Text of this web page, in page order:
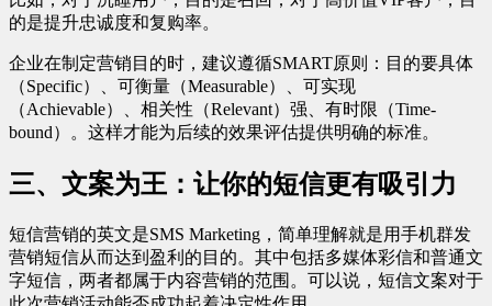
的是提升忠诚度和复购率。
企业在制定营销目的时，建议遵循SMART原则：目的要具体
（Specific）、可衡量（Measurable）、可实现
（Achievable）、相关性（Relevant）强、有时限（Time-
bound）。这样才能为后续的效果评估提供明确的标准。
三、文案为王：让你的短信更有吸引力
短信营销的英文是SMS Marketing，简单理解就是用手机群发
营销短信从而达到盈利的目的。其中包括多媒体彩信和普通文
字短信，两者都属于内容营销的范围。可以说，短信文案对于